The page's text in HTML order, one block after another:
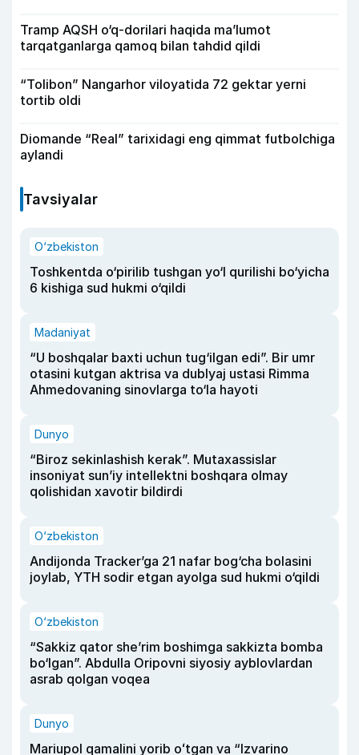
Tramp AQSH o‘q-dorilari haqida ma’lumot
tarqatganlarga qamoq bilan tahdid qildi
“Tolibon” Nangarhor viloyatida 72 gektar yerni
tortib oldi
Diomande “Real” tarixidagi eng qimmat futbolchiga
aylandi
Tavsiyalar
O‘zbekiston
Toshkentda o‘pirilib tushgan yo‘l qurilishi bo‘yicha
6 kishiga sud hukmi o‘qildi
Madaniyat
“U boshqalar baxti uchun tug‘ilgan edi”. Bir umr
otasini kutgan aktrisa va dublyaj ustasi Rimma
Ahmedovaning sinovlarga to‘la hayoti
Dunyo
“Biroz sekinlashish kerak”. Mutaxassislar
insoniyat sun’iy intellektni boshqara olmay
qolishidan xavotir bildirdi
O‘zbekiston
Andijonda Tracker’ga 21 nafar bog‘cha bolasini
joylab, YTH sodir etgan ayolga sud hukmi o‘qildi
O‘zbekiston
“Sakkiz qator she’rim boshimga sakkizta bomba
bo‘lgan”. Abdulla Oripovni siyosiy ayblovlardan
asrab qolgan voqea
Dunyo
Mariupol qamalini yorib oʻtgan va “Izvarino